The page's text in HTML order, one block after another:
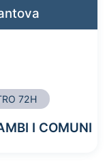
72H
I COMUNI